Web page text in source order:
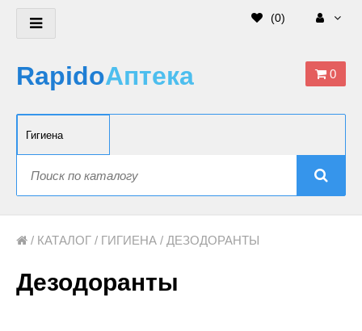
(0)
RapidoАптека 0
/ КАТАЛОГ / ГИГИЕНА / ДЕЗОДОРАНТЫ
Дезодоранты